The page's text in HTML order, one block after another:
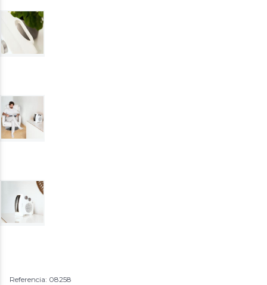
Referencia: 08258